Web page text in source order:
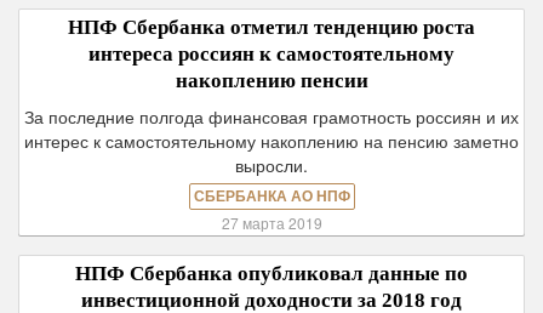
НПФ Сбербанка отметил тенденцию роста
интереса россиян к самостоятельному
накоплению пенсии
За последние полгода финансовая грамотность россиян и их
интерес к самостоятельному накоплению на пенсию заметно
выросли.
СБЕРБАНКА АО НПФ
27 марта 2019
НПФ Сбербанка опубликовал данные по
инвестиционной доходности за 2018 год